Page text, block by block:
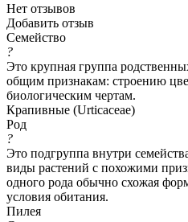
Нет отзывов
Добавить отзыв
Семейство
?
Это крупная группа
общим признакам: строению
биологическим чертам.
Крапивные (Urticaceae)
Род
?
Это подгруппа внутри
виды растений с похожими
одного рода обычно схожая
условия обитания.
Пилея